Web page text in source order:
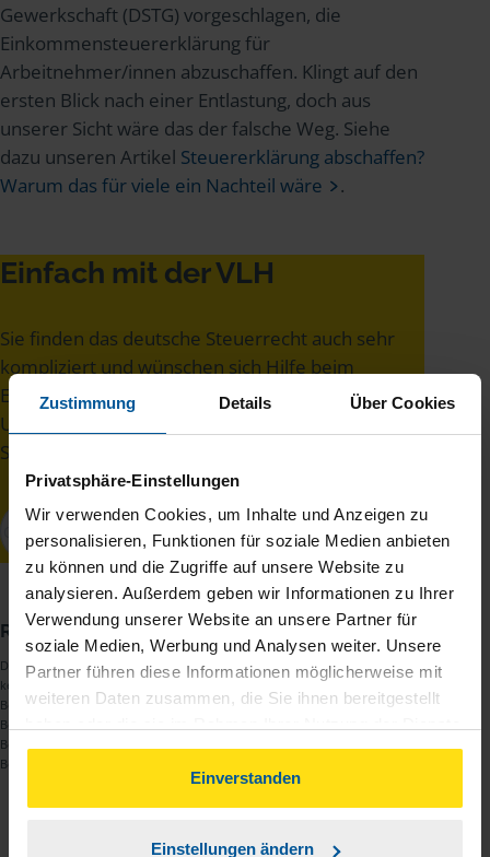
Zustimmung Details Über Cookies
Privatsphäre-Einstellungen
Wir verwenden Cookies, um Inhalte und Anzeigen zu
personalisieren, Funktionen für soziale Medien anbieten
zu können und die Zugriffe auf unsere Website zu
analysieren. Außerdem geben wir Informationen zu Ihrer
Verwendung unserer Website an unsere Partner für
soziale Medien, Werbung und Analysen weiter. Unsere
Partner führen diese Informationen möglicherweise mit
weiteren Daten zusammen, die Sie ihnen bereitgestellt
gesammelt haben. Indem Sie auf Einverstanden klicken,
können Sie der Verwendung von Cookies, gemäß
unserer
Einverstanden
Einstellungen ändern
Gewerkschaft (DSTG) vorgeschlagen, die
Einkommensteuererklärung für
Arbeitnehmer/innen abzuschaffen. Klingt auf den
ersten Blick nach einer Entlastung, doch aus
unserer Sicht wäre das der falsche Weg. Siehe
dazu unseren Artikel Steuererklärung abschaffen?
Warum das für viele ein Nachteil wäre
.
Einfach mit der VLH
Sie finden das deutsche Steuerrecht auch sehr
kompliziert und wünschen sich Hilfe beim
Erstellen Ihrer Einkommensteuererklärung?
Unsere Beraterinnen und Berater unterstützen
Sie gerne und sind auch in Ihrer Nähe zu finden:
Redaktion
Dies ist ein redaktioneller Text des Redaktionsteams
der VLH. Es erfolgt
keine Beratung zu Themen, die außerhalb der steuerlichen
Beratungsbefugnis eines Lohnsteuerhilfevereins liegen. Eine
Beratungsleistung im konkreten Einzelfall kann nur im Rahmen der
Begründung einer Mitgliedschaft und ausschließlich innerhalb der
Beratungsbefugnis nach § 4 Nr. 11 StBerG erfolgen.